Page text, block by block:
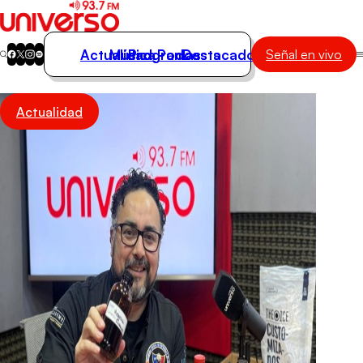
Actualidad
Música
Programas
Podcasts
Destacados
Actualidad
Música
Programas
Podcasts
Destacados Señal en vivo
Actualidad